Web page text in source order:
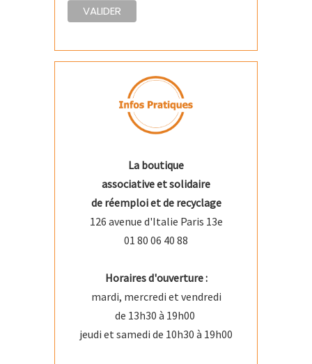
La boutique
associative et solidaire
de réemploi et de recyclage
126 avenue d'Italie Paris 13e
01 80 06 40 88
Horaires d'ouverture :
mardi, mercredi et vendredi
de 13h30 à 19h00
jeudi et samedi de 10h30 à 19h00